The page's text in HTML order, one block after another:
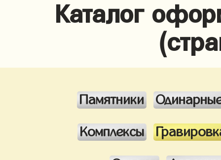
Каталог
Памятники
Комплексы